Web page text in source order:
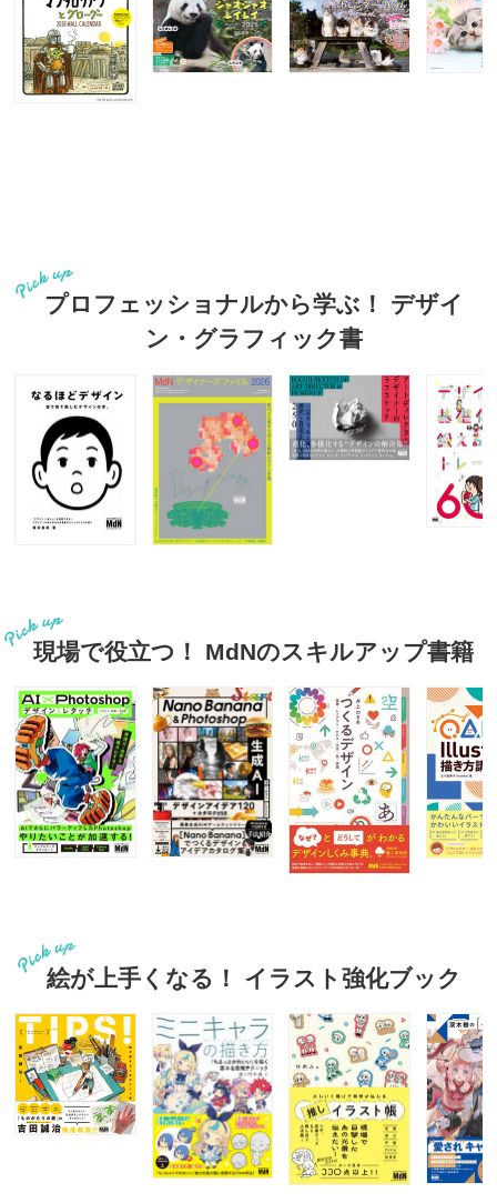
プロフェッショナルから学ぶ！ デザイ
ン・グラフィック書
現場で役立つ！ MdNのスキルアップ書籍
絵が上手くなる！ イラスト強化ブック